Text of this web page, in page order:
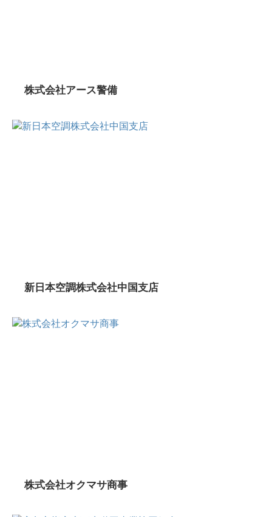
株式会社アース警備
新日本空調株式会社中国支店
株式会社オクマサ商事